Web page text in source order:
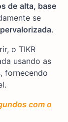
de alta, base
se
.
o TIKR
usando as
fornecendo
com o